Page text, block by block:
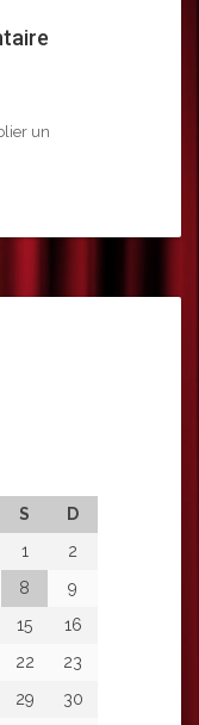
un
S
D
1
2
8
9
15
16
22
23
29
30